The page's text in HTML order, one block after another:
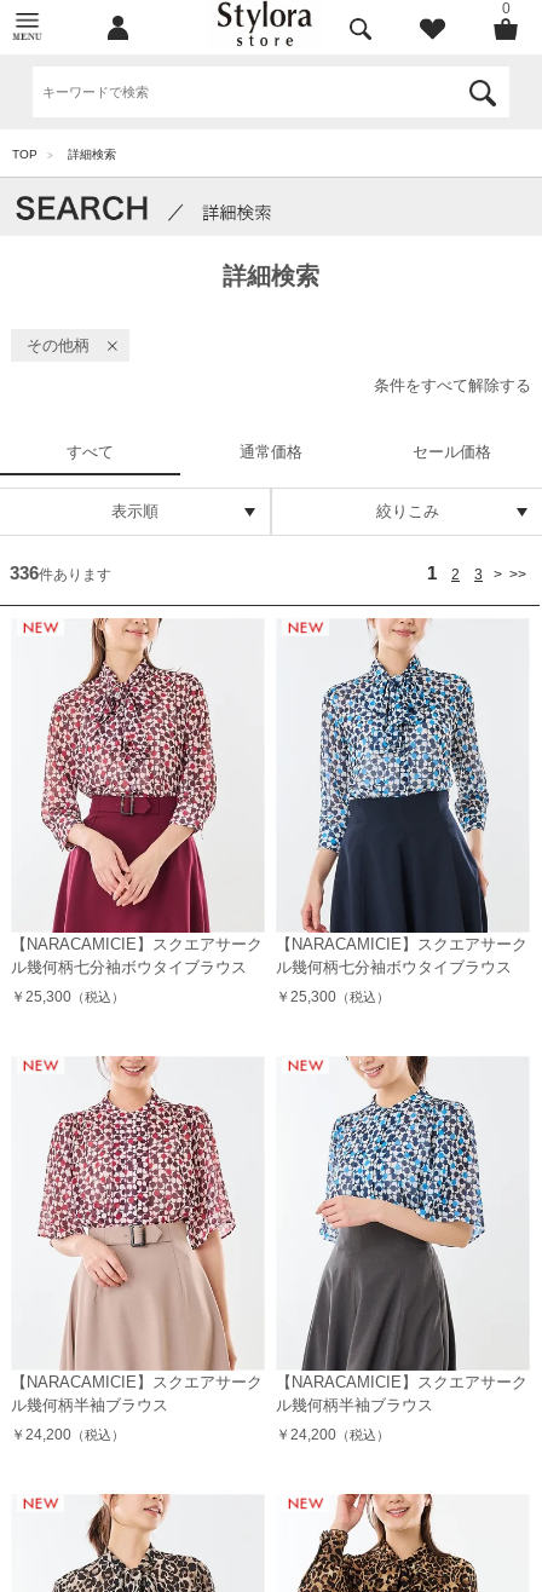
0
TOP > 詳細検索
詳細検索
その他柄
条件をすべて解除する
すべて 通常価格 セール価格
表示順 絞りこみ
336件あります 1 2 3 > >>
【NARACAMICIE】スクエアサーク
ル幾何柄七分袖ボウタイブラウス
￥25,300（税込）
【NARACAMICIE】スクエアサーク
ル幾何柄七分袖ボウタイブラウス
￥25,300 （税込）
【NARACAMICIE】スクエアサーク
ル幾何柄半袖ブラウス
￥24,200（税込）
【NARACAMICIE】スクエアサーク
ル幾何柄半袖ブラウス
￥24,200 （税込）